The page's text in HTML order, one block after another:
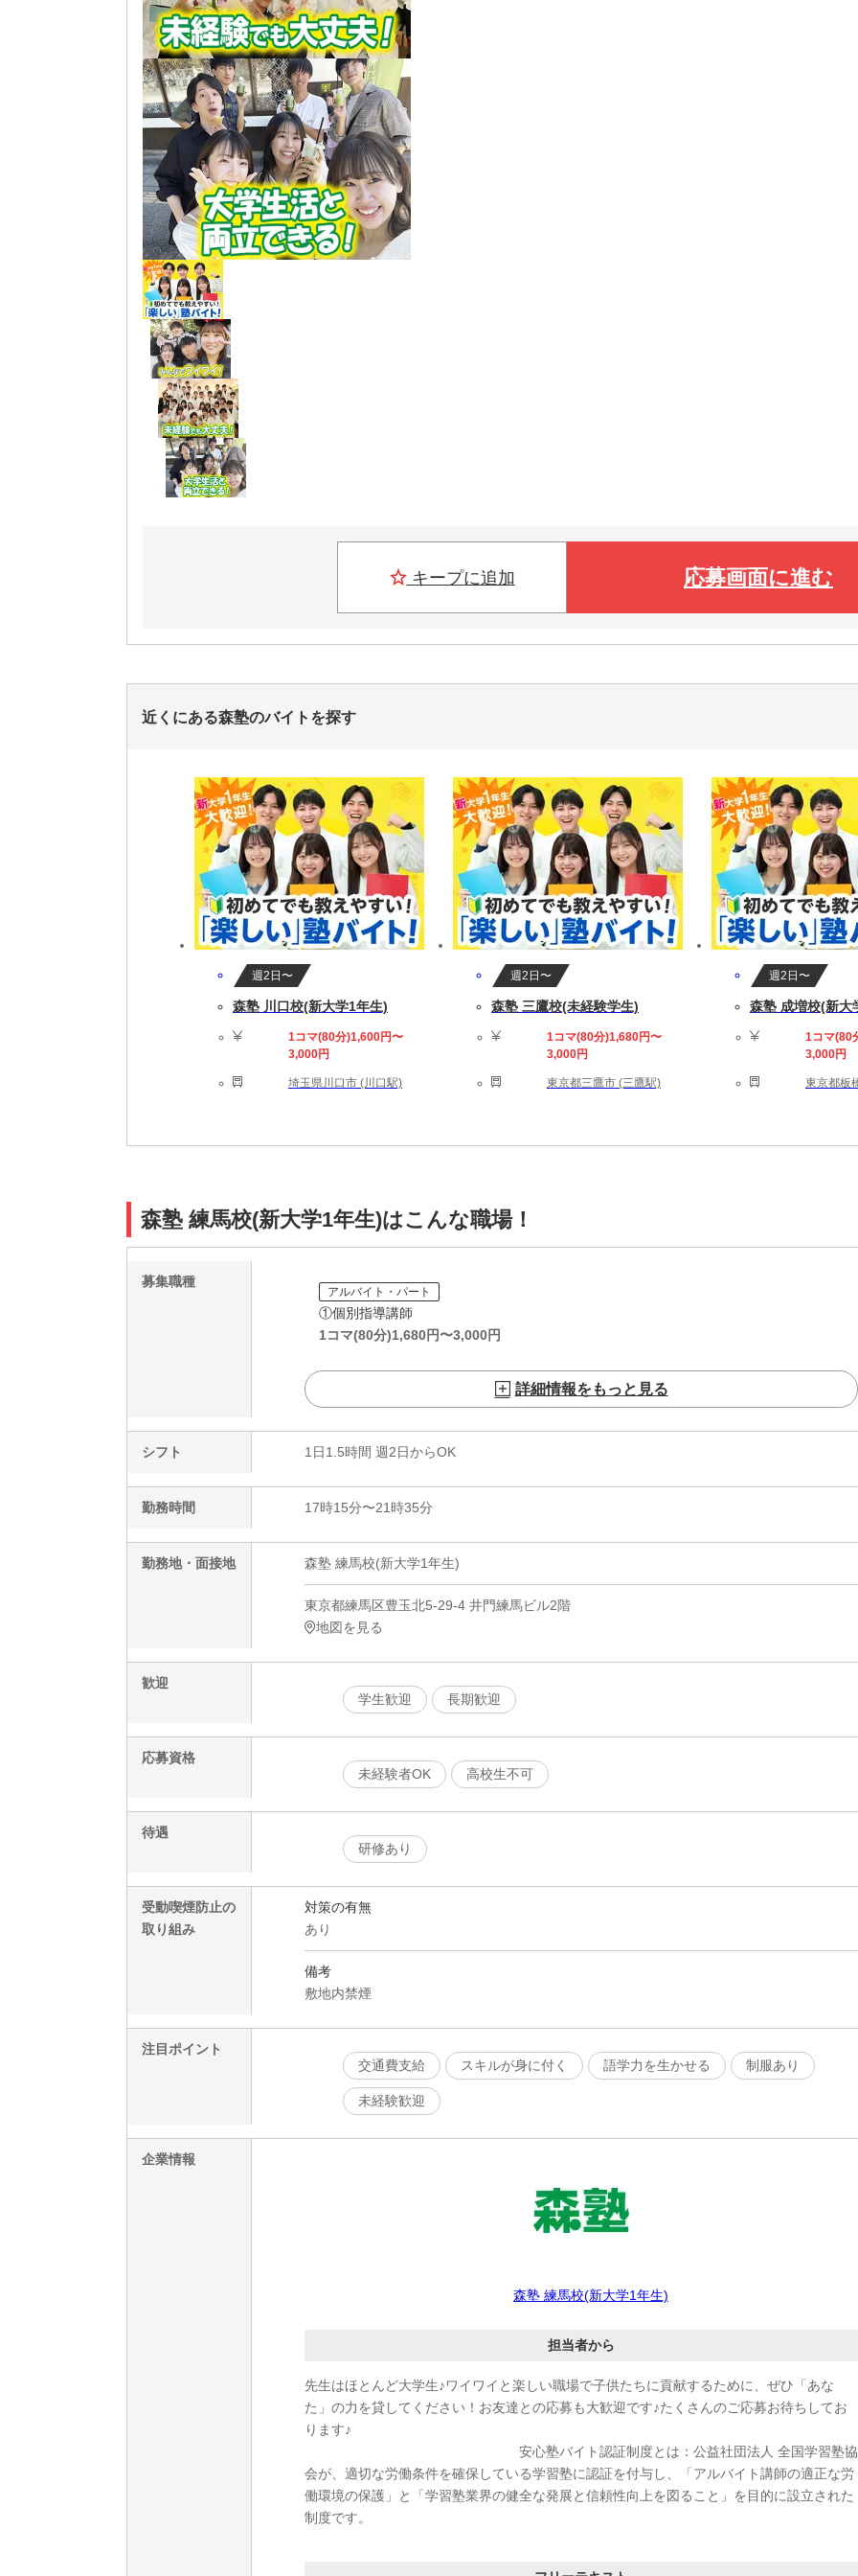
キープに追加 応募画面に進む
近くにある森塾のバイトを探す
週2日〜
森塾 川口校(新大学1年生)
1コマ(80分)1,600円〜
3,000円
埼玉県川口市 (川口駅)
週2日〜
森塾 三鷹校(未経験学生)
1コマ(80分)1,680円〜
3,000円
東京都三鷹市 (三鷹駅)
週2日〜
森塾 成増校(新大
1コマ(80
3,000円
東京都板
森塾 練馬校(新大学1年生)はこんな職場！
募集職種
アルバイト・パート
①個別指導講師
1コマ(80分)1,680円〜3,000円
詳細情報をもっと見る
シフト 1日1.5時間 週2日からOK
勤務時間 17時15分〜21時35分
勤務地・面接地 森塾 練馬校(新大学1年生)
東京都練馬区豊玉北5-29-4 井門練馬ビル2階
地図を見る
歓迎
学生歓迎
長期歓迎
応募資格
未経験者OK
高校生不可
待遇
研修あり
受動喫煙防止の
取り組み
対策の有無
あり
備考
敷地内禁煙
注目ポイント
交通費支給
スキルが身に付く 語学力を生かせる 制服あり
未経験歓迎
企業情報
森塾 練馬校(新大学1年生)
担当者から
先生はほとんど大学生♪ワイワイと楽しい職場で子供たちに貢献するために、ぜひ「あな
た」の力を貸してください！お友達との応募も大歓迎です♪たくさんのご応募お待ちしてお
ります♪
安心塾バイト認証制度とは：公益社団法人 全国学習塾協
会が、適切な労働条件を確保している学習塾に認証を付与し、「アルバイト講師の適正な労
働環境の保護」と「学習塾業界の健全な発展と信頼性向上を図ること」を目的に設立された
制度です。